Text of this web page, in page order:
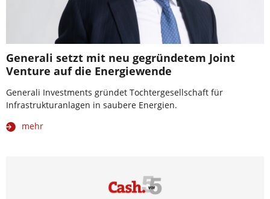
Generali setzt mit neu gegründetem Joint
Venture auf die Energiewende
Generali Investments gründet Tochtergesellschaft für
Infrastrukturanlagen in saubere Energien.
mehr